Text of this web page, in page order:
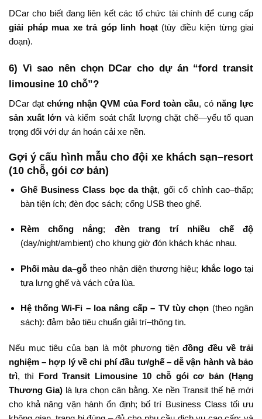
DCar cho biết đang liên kết các tổ chức tài chính để cung cấp
giải pháp mua xe trả góp linh hoạt(tùy điều kiện từng giai
đoạn).
6) Vì sao nên chọn DCar cho dự án “ford transit
limousine 10 chỗ”?
DCar đạt chứng nhận QVM của Ford toàn cầu, có năng lực
sản xuất lớn và kiểm soát chất lượng chặt chẽ—yếu tố quan
trọng đối với dự án hoán cải xe nền.
Gợi ý cấu hình mẫu cho đội xe khách sạn–resort
(10 chỗ, gói cơ bản)
Ghế Business Class bọc da thật, gối cổ chỉnh cao–thấp;
bàn tiện ích; đèn đọc sách; cổng USB theo ghế.
Rèm chống nắng; đèn trang trí nhiều chế độ
(day/night/ambient) cho khung giờ đón khách khác nhau.
Phối màu da–gỗ theo nhận diện thương hiệu; khắc logo tại
tựa lưng ghế và vách cửa lùa.
Hệ thống Wi-Fi – loa nâng cấp – TV tùy chọn (theo ngân
sách): đảm bảo tiêu chuẩn giải trí–thông tin.
Nếu mục tiêu của bạn là một phương tiệnđồng đều về trải
nghiệm – hợp lý về chi phí đầu tư/ghế – dễ vận hành và bảo
trì, thì Ford Transit Limousine 10 chỗ gói cơ bản (Hạng
Thương Gia)là lựa chọn cân bằng. Xe nền Transit thế hệ mới
cho khả năng vận hành ổn định; bố trí Business Class tối ưu